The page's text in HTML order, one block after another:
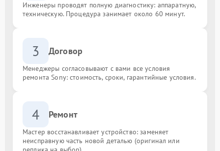
Инженеры проводят полную диагностику: аппаратную,
техническую. Процедура занимает около 60 минут.
3 Договор
Менеджеры согласовывают с вами все условия
ремонта Sony: стоимость, сроки, гарантийные условия.
4 Ремонт
Мастер восстанавливает устройство: заменяет
неисправную часть новой деталью (оригинал или